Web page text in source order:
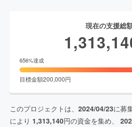
現在の支援総
656%達成
目標金額200,000円
このプロジェクトは、 2024/04/23に募
により 1,313,140円の資金を集め、